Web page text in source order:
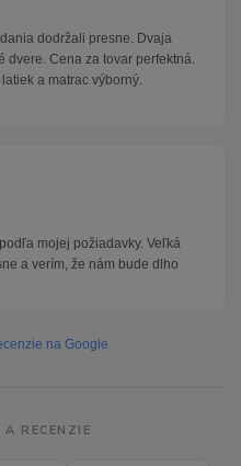
dodržali presne. Dvaja
dvere. Cena za tovar perfektná.
a matrac výborný.
mojej požiadavky. Veľká
a verím, že nám bude dlho
na Google
RECENZIE